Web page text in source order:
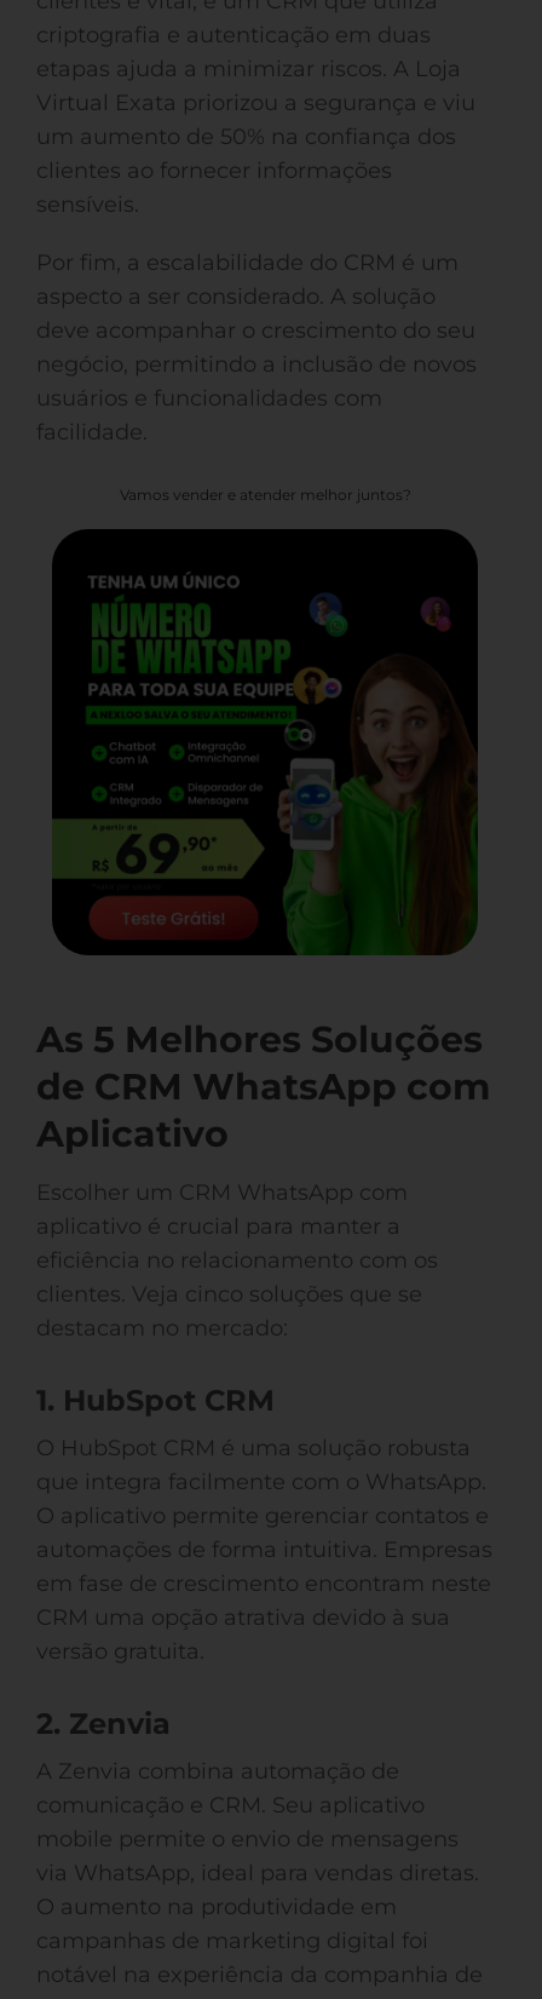
criptografia e autenticação em duas
etapas ajuda a minimizar riscos. A Loja
Virtual Exata priorizou a segurança e viu
um aumento de 50% na confiança dos
clientes ao fornecer informações
sensíveis.
Por fim, a escalabilidade do CRM é um
aspecto a ser considerado. A solução
deve acompanhar o crescimento do seu
negócio, permitindo a inclusão de novos
usuários e funcionalidades com
facilidade.
Vamos vender e atender melhor juntos?
As 5 Melhores Soluções
de CRM WhatsApp com
Aplicativo
Escolher um CRM WhatsApp com
aplicativo é crucial para manter a
eficiência no relacionamento com os
clientes. Veja cinco soluções que se
destacam no mercado:
1. HubSpot CRM
O HubSpot CRM é uma solução robusta
que integra facilmente com o WhatsApp.
O aplicativo permite gerenciar contatos e
automações de forma intuitiva. Empresas
em fase de crescimento encontram neste
CRM uma opção atrativa devido à sua
versão gratuita.
2. Zenvia
A Zenvia combina automação de
comunicação e CRM. Seu aplicativo
mobile permite o envio de mensagens
via WhatsApp, ideal para vendas diretas.
O aumento na produtividade em
campanhas de marketing digital foi
notável na experiência da companhia de